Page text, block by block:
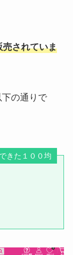
売されていま
の通りで
きた１００均